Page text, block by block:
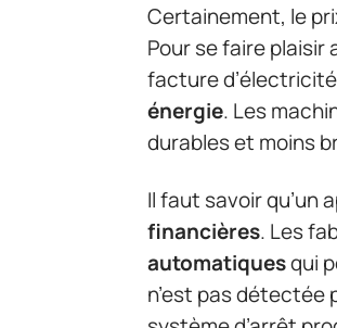
Certainement, le
Pour se faire
facture
énergie. Les
durables et moins
Il faut savoir qu’un
financières. Les
automatiquesqui
n’est pas